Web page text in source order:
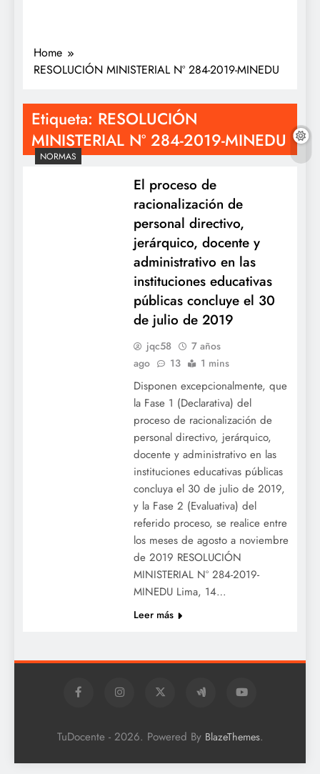
Home
RESOLUCIÓN MINISTERIAL Nº 284-2019-MINEDU
Etiqueta: RESOLUCIÓN
MINISTERIAL Nº 284-2019-MINEDU
NORMAS
El proceso de
racionalización de
personal directivo,
jerárquico, docente y
administrativo en las
instituciones educativas
públicas concluye el 30
de julio de 2019
jqc58
7 años
ago
13 1 mins
Disponen excepcionalmente, que
la Fase 1 (Declarativa) del
proceso de racionalización de
personal directivo, jerárquico,
docente y administrativo en las
instituciones educativas públicas
concluya el 30 de julio de 2019,
y la Fase 2 (Evaluativa) del
referido proceso, se realice entre
los meses de agosto a noviembre
de 2019 RESOLUCIÓN
MINISTERIAL Nº 284-2019-
MINEDU Lima, 14…
Leer más
TuDocente - 2026. Powered By BlazeThemes.